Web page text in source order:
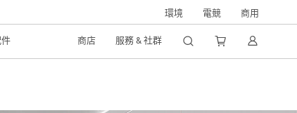
環境 電競 商用
商店 服務 & 社群